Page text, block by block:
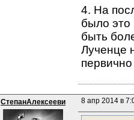
4. На
было это
быть
Лученце
СтепанАлексееви 8 апр 2014 в